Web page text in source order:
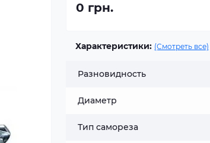
0 грн.
Характеристики: (Смотреть все)
Разновидность
Диаметр
Тип самореза